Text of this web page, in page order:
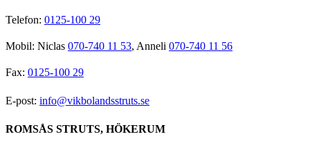
Telefon: 0125-100 29
Mobil: Niclas 070-740 11 53, Anneli 070-740 11 56
Fax: 0125-100 29
E-post: info@vikbolandsstruts.se
ROMSÅS STRUTS, HÖKERUM